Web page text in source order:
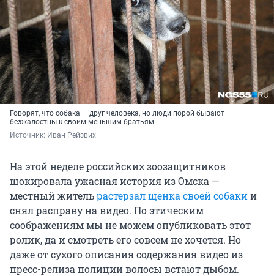
Говорят, что собака — друг человека, но люди порой бывают
безжалостны к своим меньшим братьям
Источник: Иван Рейзвих
На этой неделе российских зоозащитников
шокировала ужасная история из Омска —
местный жительрастерзал щенка своей собакии
снял расправу на видео. По этическим
соображениям мы не можем опубликовать этот
ролик, да и смотреть его совсем не хочется. Но
даже от сухого описания содержания видео из
пресс-релиза полиции волосы встают дыбом.